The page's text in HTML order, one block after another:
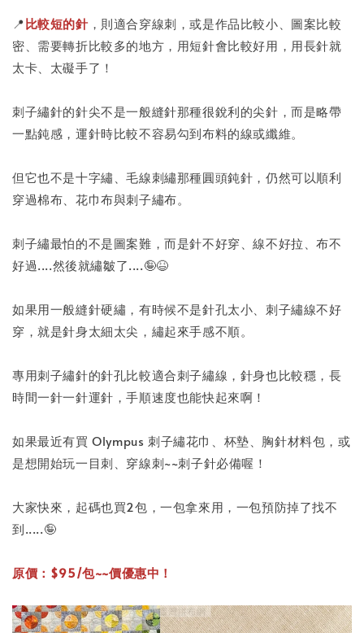
📍比較短的針，則適合穿線刺，或是作品比較小、圖案比較
密、需要轉折比較多的地方，用短針會比較好用，用長針就
太卡、太礙手了！
刺子繡針的針尖不是一般縫針那種很銳利的尖針，而是略帶
一點鈍感，運針時比較不容易勾到布料的線或纖維。
但它也不是十字繡、毛線刺繡那種圓頭鈍針，仍然可以順利
穿過棉布、花巾布與刺子繡布。
刺子繡最怕的不是圖案難，而是針不好穿、線不好拉、布不
好過....然後就繡皺了....🤪😆
如果用一般縫針硬繡，有時候不是針孔太小、刺子繡線不好
穿，就是針身太細太尖，繡起來手感不順。
專用刺子繡針的針孔比較適合刺子繡線，針身也比較穩，長
時間一針一針運針，手順速度也能快起來啊！
如果最近有買 Olympus 刺子繡花巾、杯墊、胸針材料包，或
是想開始玩一目刺、穿線刺~~刺子針必備喔！
大家快來，起碼也買2包，一包拿來用，一包預防掉了找不
到.....🤪
原價：$95/包~~價優惠中！